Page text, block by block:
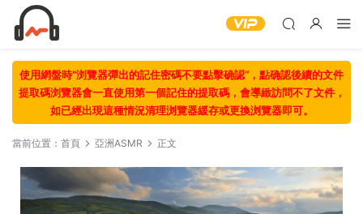
使用網盤時“浏覽器彈出的記住密碼不要點擊确認“，點确認後續的文件
提取碼浏覽器會一直使用第一個記住的提取碼，會導緻訪問不了文件，
如已經出現這種情況清理浏覽器緩存或更換浏覽器即可。
當前位置： 首頁 亞洲ASMR 正文